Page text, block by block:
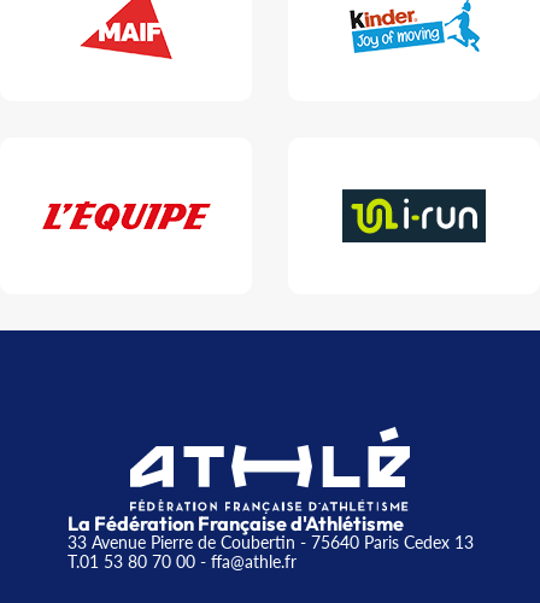
La Fédération Française d'Athlétisme
33 Avenue Pierre de Coubertin - 75640 Paris Cedex 13
T.01 53 80 70 00- ffa@athle.fr